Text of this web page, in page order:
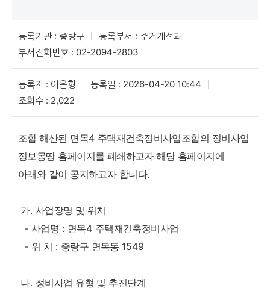
등록기관 : 중랑구
등록부서 : 주거개선과
부서전화번호 : 02-2094-2803
등록자 : 이은형
등록일 : 2026-04-20 10:44
조회수 : 2,022
조합 해산된 면목4 주택재건축정비사업조합의 정비사업
정보몽땅 홈페이지를 폐쇄하고자 해당 홈페이지에
아래와 같이 공지하고자 합니다.
가. 사업장명 및 위치
- 사업명 : 면목4 주택재건축정비사업
- 위 치 : 중랑구 면목동 1549
나. 정비사업 유형 및 추진단계